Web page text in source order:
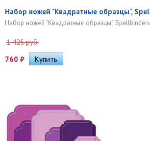
Набор ножей "Квадратные образцы",
Набор ножей "Квадратные образцы",
1 426 руб.
760 ₽